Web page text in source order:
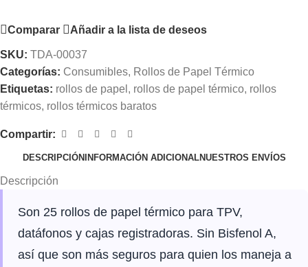
Comparar Añadir a la lista de deseos
SKU: TDA-00037
Categorías: Consumibles, Rollos de Papel Térmico
Etiquetas: rollos de papel , rollos de papel térmico, rollos
térmicos, rollos térmicos baratos
Compartir:
DESCRIPCIÓN INFORMACIÓN ADICIONALNUESTROS ENVÍOS
Descripción
Son 25 rollos de papel térmico para TPV,
datáfonos y cajas registradoras. Sin Bisfenol A,
así que son más seguros para quien los maneja a